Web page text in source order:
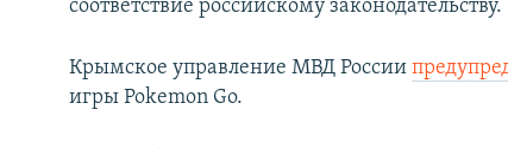
соответствие российскому законодательству.
Крымское управление МВД России
игры Pokemon Go.